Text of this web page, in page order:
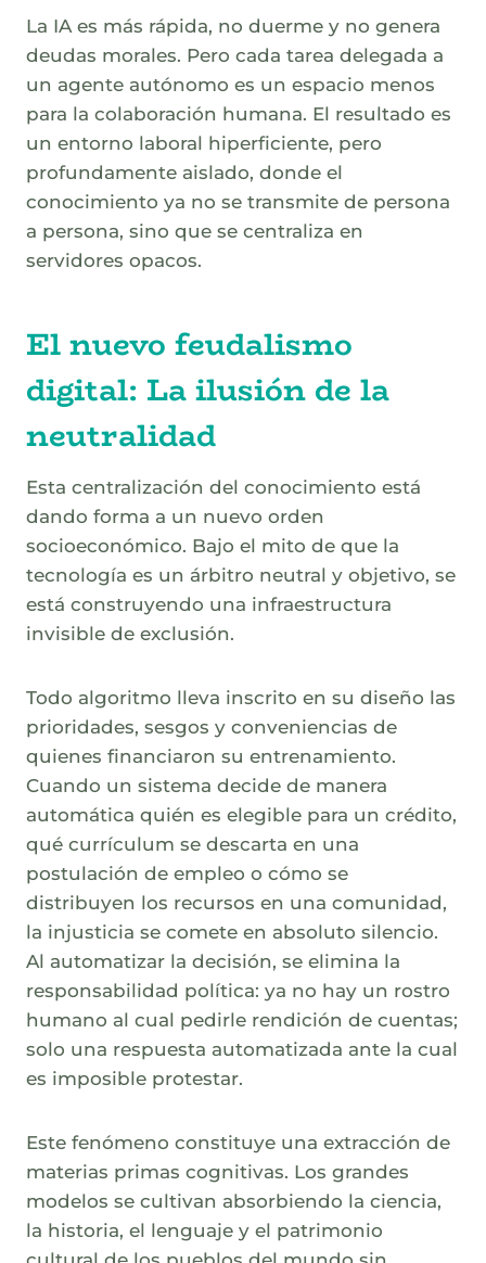
La IA es más rápida, no duerme y no genera
deudas morales. Pero cada tarea delegada a
un agente autónomo es un espacio menos
para la colaboración humana. El resultado es
un entorno laboral hiperficiente, pero
profundamente aislado, donde el
conocimiento ya no se transmite de persona
a persona, sino que se centraliza en
servidores opacos.
El nuevo feudalismo
digital: La ilusión de la
neutralidad
Esta centralización del conocimiento está
dando forma a un nuevo orden
socioeconómico. Bajo el mito de que la
tecnología es un árbitro neutral y objetivo, se
está construyendo una infraestructura
invisible de exclusión.
Todo algoritmo lleva inscrito en su diseño las
prioridades, sesgos y conveniencias de
quienes financiaron su entrenamiento.
Cuando un sistema decide de manera
automática quién es elegible para un crédito,
qué currículum se descarta en una
postulación de empleo o cómo se
distribuyen los recursos en una comunidad,
la injusticia se comete en absoluto silencio.
Al automatizar la decisión, se elimina la
responsabilidad política: ya no hay un rostro
humano al cual pedirle rendición de cuentas;
solo una respuesta automatizada ante la cual
es imposible protestar.
Este fenómeno constituye una extracción de
materias primas cognitivas. Los grandes
modelos se cultivan absorbiendo la ciencia,
la historia, el lenguaje y el patrimonio